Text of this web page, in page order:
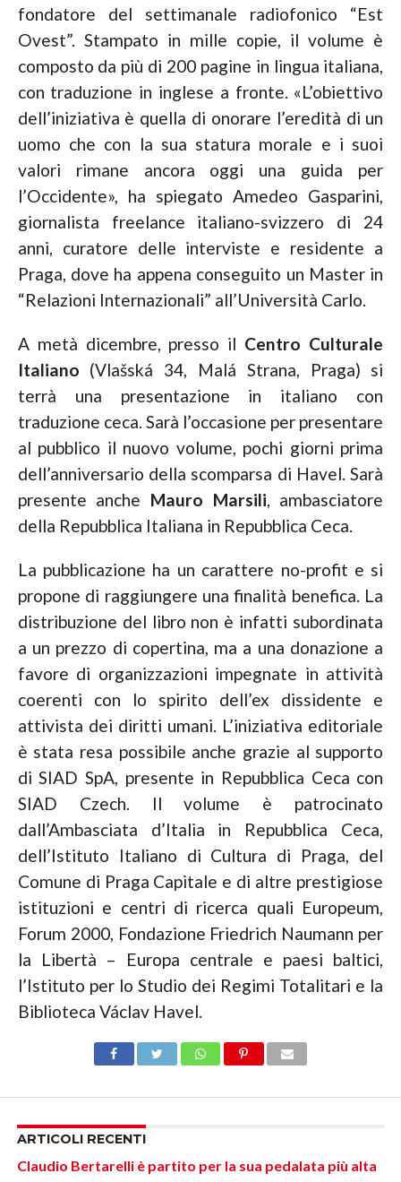
fondatore del settimanale radiofonico “Est
Ovest”. Stampato in mille copie, il volume è
composto da più di 200 pagine in lingua italiana,
con traduzione in inglese a fronte. «L’obiettivo
dell’iniziativa è quella di onorare l’eredità di un
uomo che con la sua statura morale e i suoi
valori rimane ancora oggi una guida per
l’Occidente», ha spiegato Amedeo Gasparini,
giornalista freelance italiano-svizzero di 24
anni, curatore delle interviste e residente a
Praga, dove ha appena conseguito un Master in
“Relazioni Internazionali” all’Università Carlo.
A metà dicembre, presso il Centro Culturale
Italiano (Vlašská 34, Malá Strana, Praga) si
terrà una presentazione in italiano con
traduzione ceca. Sarà l’occasione per presentare
al pubblico il nuovo volume, pochi giorni prima
dell’anniversario della scomparsa di Havel. Sarà
presente anche Mauro Marsili, ambasciatore
della Repubblica Italiana in Repubblica Ceca.
La pubblicazione ha un carattere no-profit e si
propone di raggiungere una finalità benefica. La
distribuzione del libro non è infatti subordinata
a un prezzo di copertina, ma a una donazione a
favore di organizzazioni impegnate in attività
coerenti con lo spirito dell’ex dissidente e
attivista dei diritti umani. L’iniziativa editoriale
è stata resa possibile anche grazie al supporto
di SIAD SpA, presente in Repubblica Ceca con
SIAD Czech. Il volume è patrocinato
dall’Ambasciata d’Italia in Repubblica Ceca,
dell’Istituto Italiano di Cultura di Praga, del
Comune di Praga Capitale e di altre prestigiose
istituzioni e centri di ricerca quali Europeum,
Forum 2000, Fondazione Friedrich Naumann per
la Libertà – Europa centrale e paesi baltici,
l’Istituto per lo Studio dei Regimi Totalitari e la
Biblioteca Václav Havel.
ARTICOLI RECENTI
Claudio Bertarelli è partito per la sua pedalata più alta